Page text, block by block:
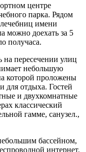
центре
парка. Рядом
имени
можно доехать за 5
получаса.
на пересечении улиц
небольшую
которой проложены
для отдыха. Гостей
и двухкомнатные
классический
гамме, санузел.,
бассейном,
интернет.